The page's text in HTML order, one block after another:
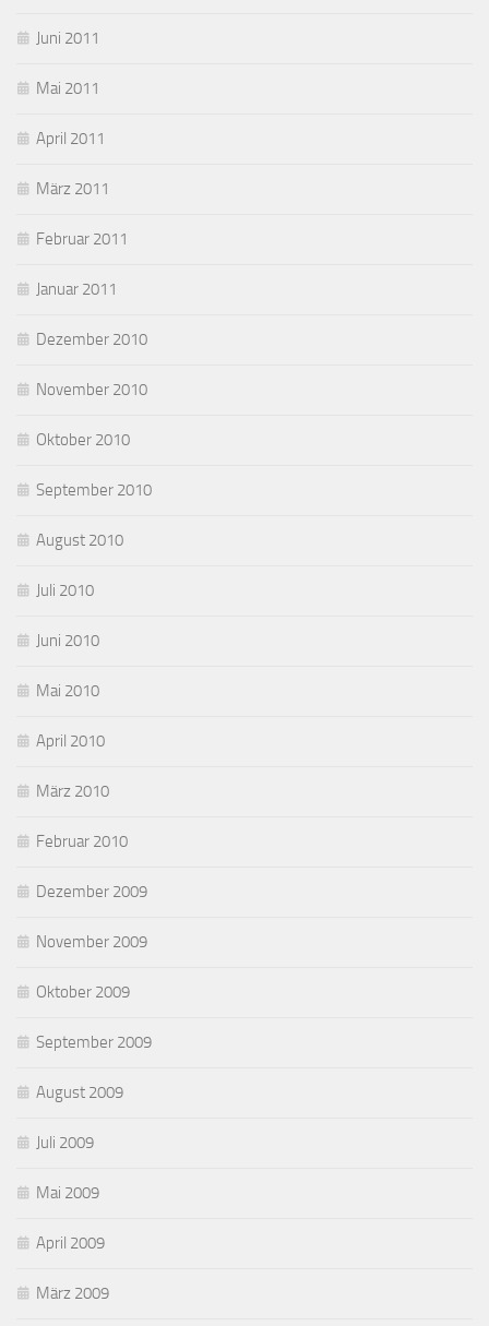
Juni 2011
Mai 2011
April 2011
März 2011
Februar 2011
Januar 2011
Dezember 2010
November 2010
Oktober 2010
September 2010
August 2010
Juli 2010
Juni 2010
Mai 2010
April 2010
März 2010
Februar 2010
Dezember 2009
November 2009
Oktober 2009
September 2009
August 2009
Juli 2009
Mai 2009
April 2009
März 2009